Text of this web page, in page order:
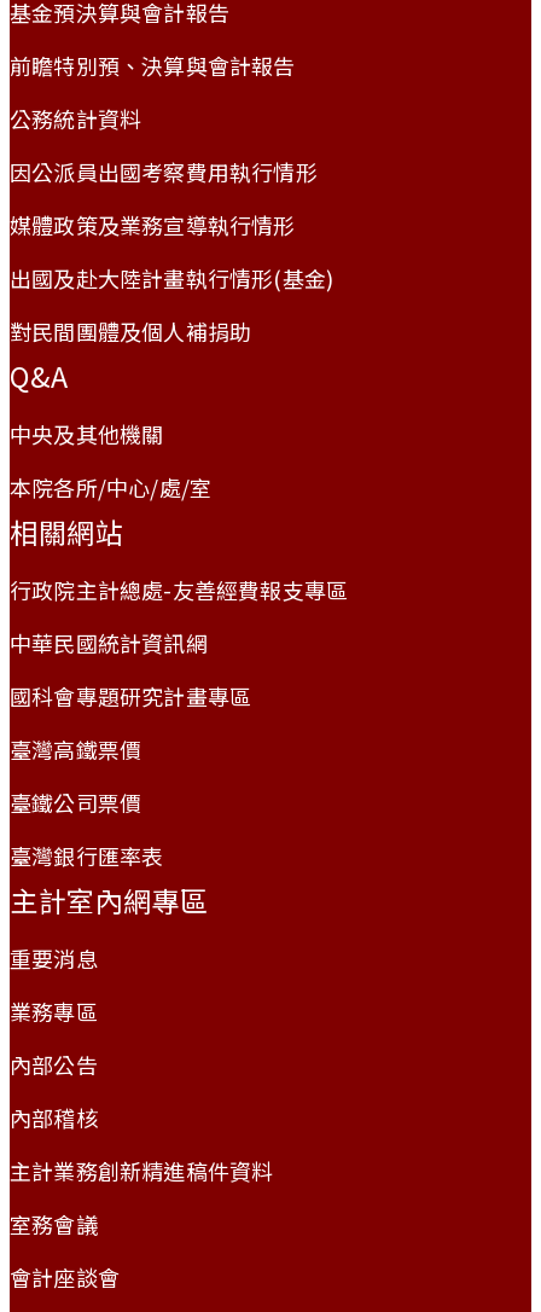
基金預決算與會計報告
前瞻特別預、決算與會計報告
公務統計資料
因公派員出國考察費用執行情形
媒體政策及業務宣導執行情形
出國及赴大陸計畫執行情形(基金)
對民間團體及個人補捐助
Q&A
中央及其他機關
本院各所/中心/處/室
相關網站
行政院主計總處-友善經費報支專區
中華民國統計資訊網
國科會專題研究計畫專區
臺灣高鐵票價
臺鐵公司票價
臺灣銀行匯率表
主計室內網專區
重要消息
業務專區
內部公告
內部稽核
主計業務創新精進稿件資料
室務會議
會計座談會